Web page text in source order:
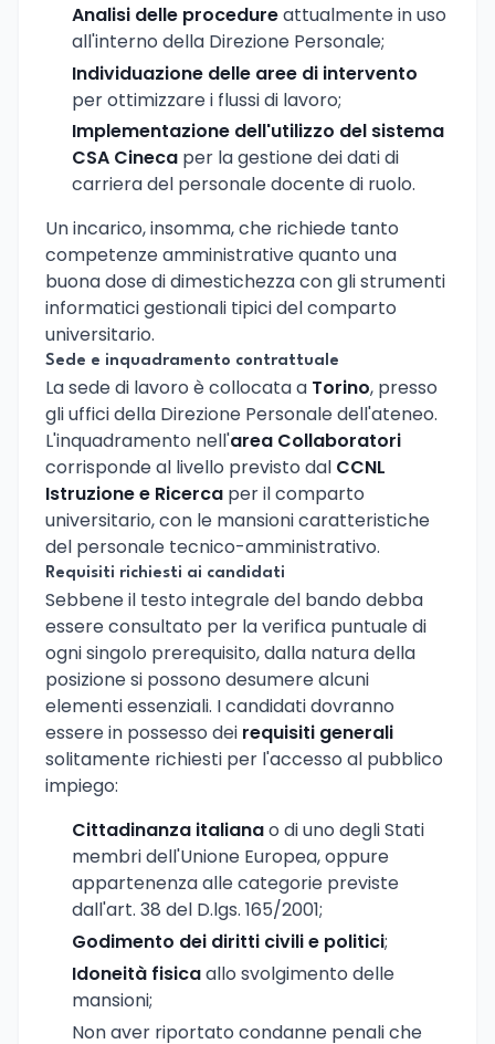
Analisi delle procedureattualmente in uso
all'interno della Direzione Personale;
Individuazione delle aree di intervento
per ottimizzare i flussi di lavoro;
Implementazione dell'utilizzo del sistema
CSA Cineca per la gestione dei dati di
carriera del personale docente di ruolo.
Un incarico, insomma, che richiede tanto
competenze amministrative quanto una
buona dose di dimestichezza con gli strumenti
informatici gestionali tipici del comparto
universitario.
Sede e inquadramento contrattuale
La sede di lavoro è collocata a Torino, presso
gli uffici della Direzione Personale dell'ateneo.
L'inquadramento nell'area Collaboratori
corrisponde al livello previsto dal CCNL
Istruzione e Ricerca per il comparto
universitario, con le mansioni caratteristiche
del personale tecnico-amministrativo.
Requisiti richiesti ai candidati
Sebbene il testo integrale del bando debba
essere consultato per la verifica puntuale di
ogni singolo prerequisito, dalla natura della
posizione si possono desumere alcuni
elementi essenziali. I candidati dovranno
essere in possesso dei requisiti generali
solitamente richiesti per l'accesso al pubblico
impiego:
Cittadinanza italianao di uno degli Stati
membri dell'Unione Europea, oppure
appartenenza alle categorie previste
dall'art. 38 del D.lgs. 165/2001;
Godimento dei diritti civili e politici;
Idoneità fisicaallo svolgimento delle
mansioni;
Non aver riportato condanne penali che